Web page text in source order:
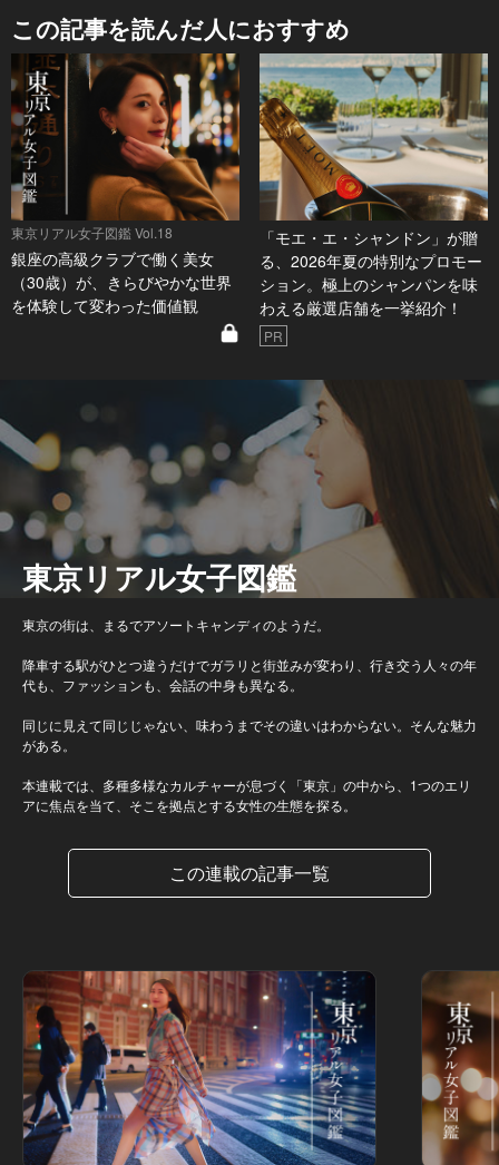
この記事を読んだ人におすすめ
東京リアル女子図鑑 Vol.18
銀座の高級クラブで働く美女
（30歳）が、きらびやかな世界
を体験して変わった価値観
「モエ・エ・シャンドン」が贈
る、2026年夏の特別なプロモー
ション。極上のシャンパンを味
わえる厳選店舗を一挙紹介！
PR
東京リアル女子図鑑
東京の街は、まるでアソートキャンディのようだ。
降車する駅がひとつ違うだけでガラリと街並みが変わり、行き交う人々の年
代も、ファッションも、会話の中身も異なる。
同じに見えて同じじゃない、味わうまでその違いはわからない。そんな魅力
がある。
本連載では、多種多様なカルチャーが息づく「東京」の中から、1つのエリ
アに焦点を当て、そこを拠点とする女性の生態を探る。
この連載の記事一覧